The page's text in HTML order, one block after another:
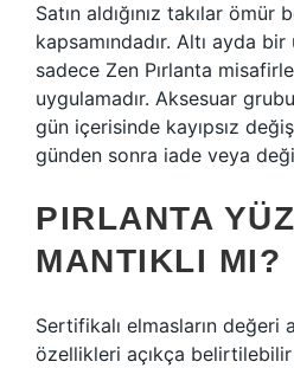
Satın aldığınız takılar ömür
kapsamındadır. Altı ayda bir
sadece Zen Pırlanta
uygulamadır. Aksesuar
gün içerisinde kayıpsız
günden sonra iade veya
PIRLANTA
MANTIKLI MI?
Sertifikalı elmasların değeri
özellikleri açıkça belirtilebilir